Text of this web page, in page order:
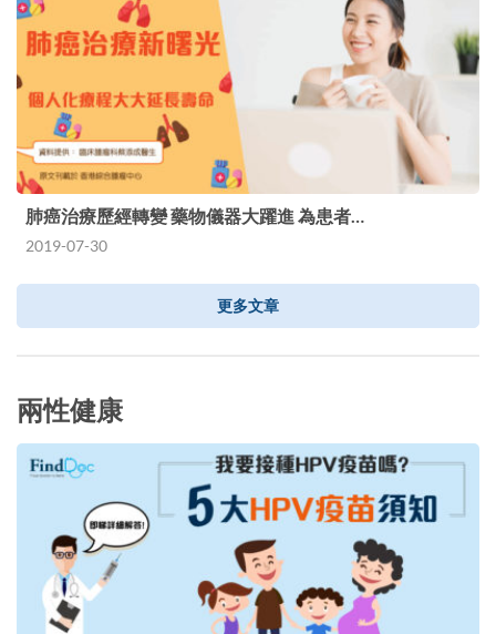
肺癌治療歷經轉變 藥物儀器大躍進 為患者…
2019-07-30
更多文章
兩性健康